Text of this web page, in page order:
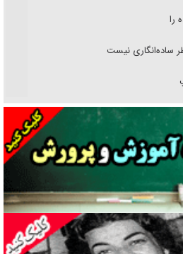
را
ساده‌انگاری نیست
خصوصی‌سازی یا انحصار؟
+ گفت‌وگو با متهم
رمضان/ پیکر بی‌سر شهید را از